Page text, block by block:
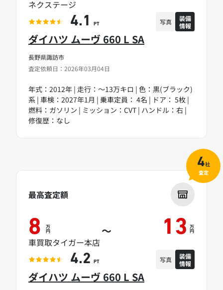
長野県諏訪市
査定依頼日：2026年03月04日
ダイハツ ムーヴ 660 L SA
年式：2012年 | 走行：～13万キロ | 色：黒(ブラック)
系 | 車検：2027年1月 | 乗車定員： 4名 | ドア： 5枚 |
燃料：ガソリン | ミッション：CVT | ハンドル：右 |
修復歴：なし
ネクステージ
4.1 PT 写真
装備
情報
ダイハツ ムーヴ 660 L SA
最高査定額
8 万
円 ～ 13 万
円
車買取タイガー本店
4.2 PT 写真
装備
情報
4社
査定